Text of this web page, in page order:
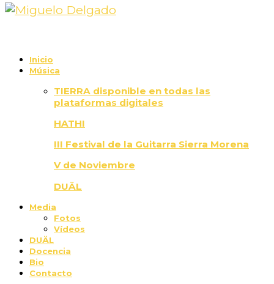
Inicio
Música
TIERRA disponible en todas las
plataformas digitales
HATHI
III Festival de la Guitarra Sierra Morena
V de Noviembre
DUÄL
Media
Fotos
Vídeos
DUÄL
Docencia
Bio
Contacto